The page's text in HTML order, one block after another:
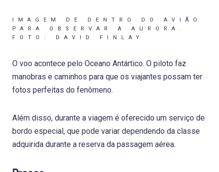
IMAGEM DE DENTRO DO AVIÃO
PARA OBSERVAR A AURORA.
FOTO: DAVID FINLAY
O voo acontece pelo Oceano Antártico. O piloto faz
manobras e caminhos para que os viajantes possam ter
fotos perfeitas do fenômeno.
Além disso, durante a viagem é oferecido um serviço de
bordo especial, que pode variar dependendo da classe
adquirida durante a reserva da passagem aérea.